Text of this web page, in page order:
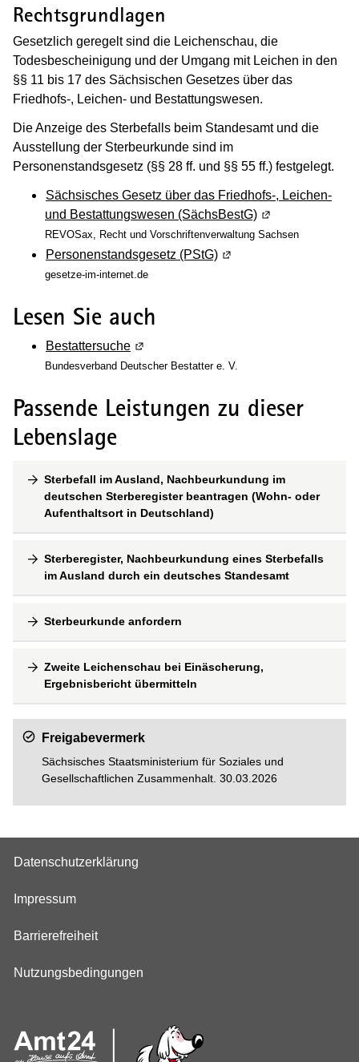
Rechtsgrundlagen
Gesetzlich geregelt sind die Leichenschau, die
Todesbescheinigung und der Umgang mit Leichen in den
§§ 11 bis 17 des Sächsischen Gesetzes über das
Friedhofs-, Leichen- und Bestattungswesen.
Die Anzeige des Sterbefalls beim Standesamt und die
Ausstellung der Sterbeurkunde sind im
Personenstandsgesetz (§§ 28 ff. und §§ 55 ff.) festgelegt.
Sächsisches Gesetz über das Friedhofs-, Leichen-
und Bestattungswesen (SächsBestG) (Wird in einem
REVOSax, Recht und Vorschriftenverwaltung Sachsen
Personenstandsgesetz (PStG) (Wird in einem neuen
gesetze-im-internet.de
Lesen Sie auch
Bestattersuche (Wird in einem neuen Fenster geöffnet)
Bundesverband Deutscher Bestatter e. V.
Passende Leistungen zu dieser
Lebenslage
Sterbefall im Ausland, Nachbeurkundung im
deutschen Sterberegister beantragen (Wohn- oder
Aufenthaltsort in Deutschland)
Sterberegister, Nachbeurkundung eines Sterbefalls
im Ausland durch ein deutsches Standesamt
Sterbeurkunde anfordern
Zweite Leichenschau bei Einäscherung,
Ergebnisbericht übermitteln
Freigabevermerk
Sächsisches Staatsministerium für Soziales und
Gesellschaftlichen Zusammenhalt. 30.03.2026
Datenschutzerklärung
Impressum
Barrierefreiheit
Nutzungsbedingungen